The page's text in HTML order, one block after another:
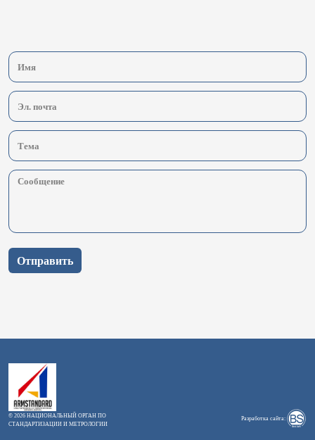
Отправить
© 2026 НАЦИОНАЛЬНЫЙ ОРГАН ПО
СТАНДАРТИЗАЦИИ И МЕТРОЛОГИИ
Разработка сайта: